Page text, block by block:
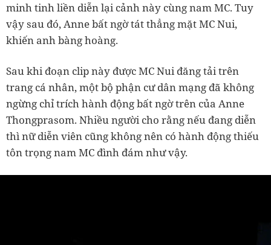
minh tinh liền diễn lại cảnh này cùng nam MC. Tuy
vậy sau đó, Anne bất ngờ tát thẳng mặt MC Nui,
khiến anh bàng hoàng.
Sau khi đoạn clip này được MC Nui đăng tải trên
trang cá nhân, một bộ phận cư dân mạng đã không
ngừng chỉ trích hành động bất ngờ trên của Anne
Thongprasom. Nhiều người cho rằng nếu đang diễn
thì nữ diễn viên cũng không nên có hành động thiếu
tôn trọng nam MC đình đám như vậy.